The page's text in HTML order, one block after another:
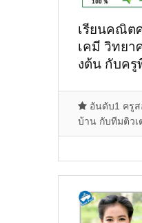
เรียนคณิต
เคมี วิทยา
งต้น กับครู
บางใหญ่
อันดับ1 ครูส
บ้าน กับทีมติว